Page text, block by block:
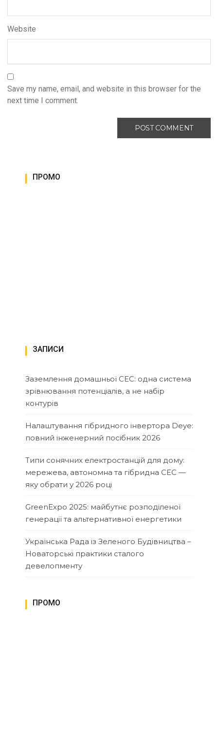
Website
Save my name, email, and website in this browser for the
next time I comment.
ПРОМО
ЗАПИСИ
Заземлення домашньої СЕС: одна система
зрівнювання потенціалів, а не набір
контурів
Налаштування гібридного інвертора Deye:
повний інженерний посібник 2026
Типи сонячних електростанцій для дому:
мережева, автономна та гібридна СЕС —
яку обрати у 2026 році
GreenExpo 2025: майбутнє розподіленої
генерації та альтернативної енергетики
Українська Рада із Зеленого Будівництва –
Новаторські практики сталого
девелопменту
ПРОМО